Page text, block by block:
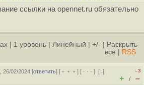
ссылки на opennet.ru обязательно
1 уровень Линейный +/-
Раскрыть
всё
RSS
26/02/2024 [ответить] [ ﹢﹢﹢] [ · · ·][↓]
–3
+ / –